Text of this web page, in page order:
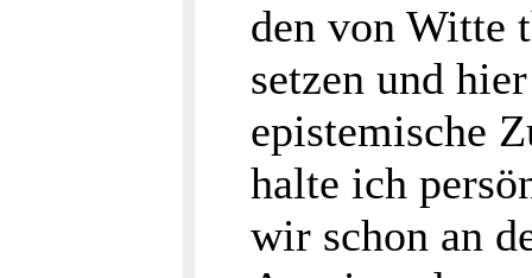
den von Witte
setzen und
epistemische
halte ich
wir schon an